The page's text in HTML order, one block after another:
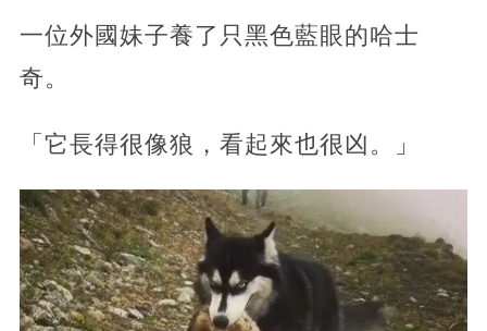
一位外國妹子養了只黑色藍眼的哈士
奇。
「它長得很像狼，看起來也很凶。」